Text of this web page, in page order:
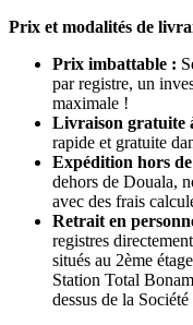
Prix et modalités de
Prix imbattable :
par registre, un
maximale !
Livraison gratuite
rapide et gratuite
Expédition hors
dehors de Douala,
avec des frais
Retrait en
registres
situés au 2ème
Station Total
dessus de la